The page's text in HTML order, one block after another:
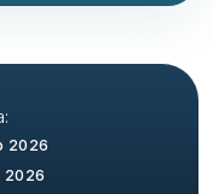
2026
2026